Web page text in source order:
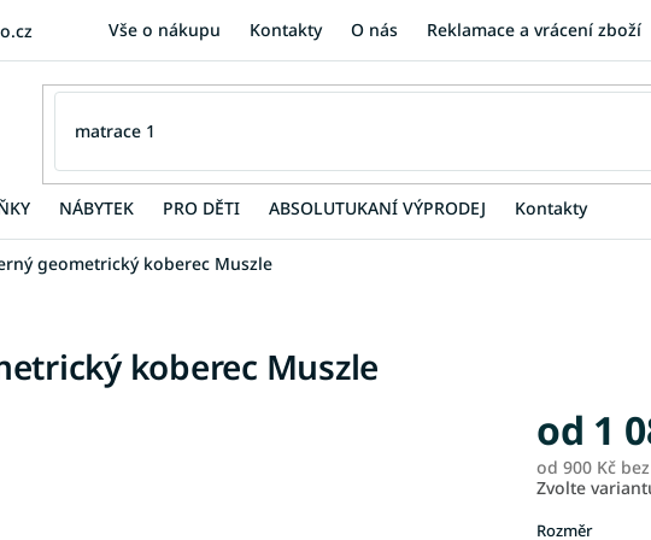
Vše o nákupu Kontakty O nás Reklamace a vrácení zboží
NÁBYTEK PRO DĚTI ABSOLUTUKANÍ VÝPRODEJ Kontakty
geometrický koberec Muszle
koberec Muszle
od 1
od 900 Kč
Zvolte
Rozměr